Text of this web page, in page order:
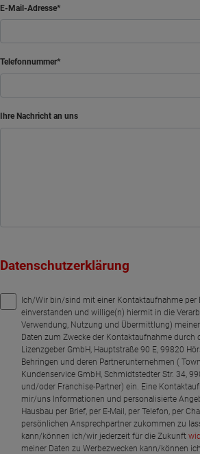
E-Mail-Adresse
Telefonnummer
Ihre Nachricht an uns
Datenschutzerklärung
Ich/Wir bin/sind mit einer Kontaktaufnahme per
einverstanden und willige(n) hiermit in die
Verwendung, Nutzung und Übermittlung)
Daten zum Zwecke der Kontaktaufnahme durch
Lizenzgeber GmbH, Hauptstraße 90 E, 99820
Behringen und deren Partnerunternehmen (
Kundenservice GmbH, Schmidtstedter Str. 34,
und/oder Franchise-Partner) ein. Eine
mir/uns Informationen und personalisierte
Hausbau per Brief, per E-Mail, per Telefon, per
persönlichen Ansprechpartner zukommen zu
kann/können ich/wir jederzeit für die Zukunft
meiner Daten zu Werbezwecken kann/können